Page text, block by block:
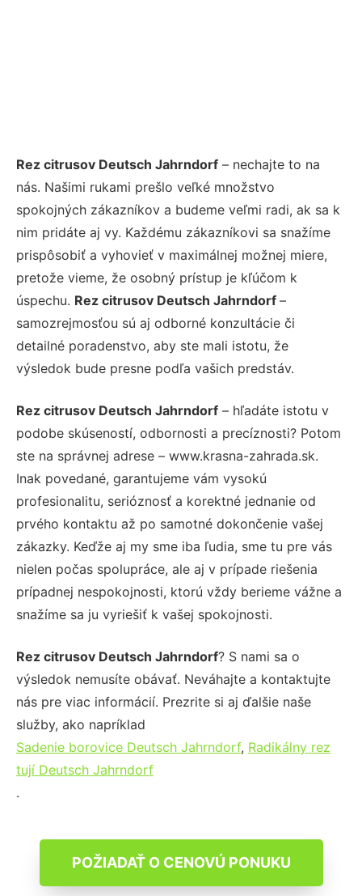
Rez citrusov Deutsch Jahrndorf – nechajte to na
nás. Našimi rukami prešlo veľké množstvo
spokojných zákazníkov a budeme veľmi radi, ak sa k
nim pridáte aj vy. Každému zákazníkovi sa snažíme
prispôsobiť a vyhovieť v maximálnej možnej miere,
pretože vieme, že osobný prístup je kľúčom k
úspechu. Rez citrusov Deutsch Jahrndorf –
samozrejmosťou sú aj odborné konzultácie či
detailné poradenstvo, aby ste mali istotu, že
výsledok bude presne podľa vašich predstáv.
Rez citrusov Deutsch Jahrndorf – hľadáte istotu v
podobe skúseností, odbornosti a precíznosti? Potom
ste na správnej adrese – www.krasna-zahrada.sk.
Inak povedané, garantujeme vám vysokú
profesionalitu, serióznosť a korektné jednanie od
prvého kontaktu až po samotné dokončenie vašej
zákazky. Keďže aj my sme iba ľudia, sme tu pre vás
nielen počas spolupráce, ale aj v prípade riešenia
prípadnej nespokojnosti, ktorú vždy berieme vážne a
snažíme sa ju vyriešiť k vašej spokojnosti.
Rez citrusov Deutsch Jahrndorf? S nami sa o
výsledok nemusíte obávať. Neváhajte a kontaktujte
nás pre viac informácií. Prezrite si aj ďalšie naše
služby, ako napríklad
Sadenie borovice Deutsch Jahrndorf, Radikálny rez
tují Deutsch Jahrndorf
.
POŽIADAŤ O CENOVÚ PONUKU